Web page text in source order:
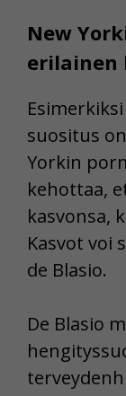
New
erilainen
suositus
Yorkin
kehottaa,
kasvonsa,
Kasvot voi
de Blasio.
De Blasio